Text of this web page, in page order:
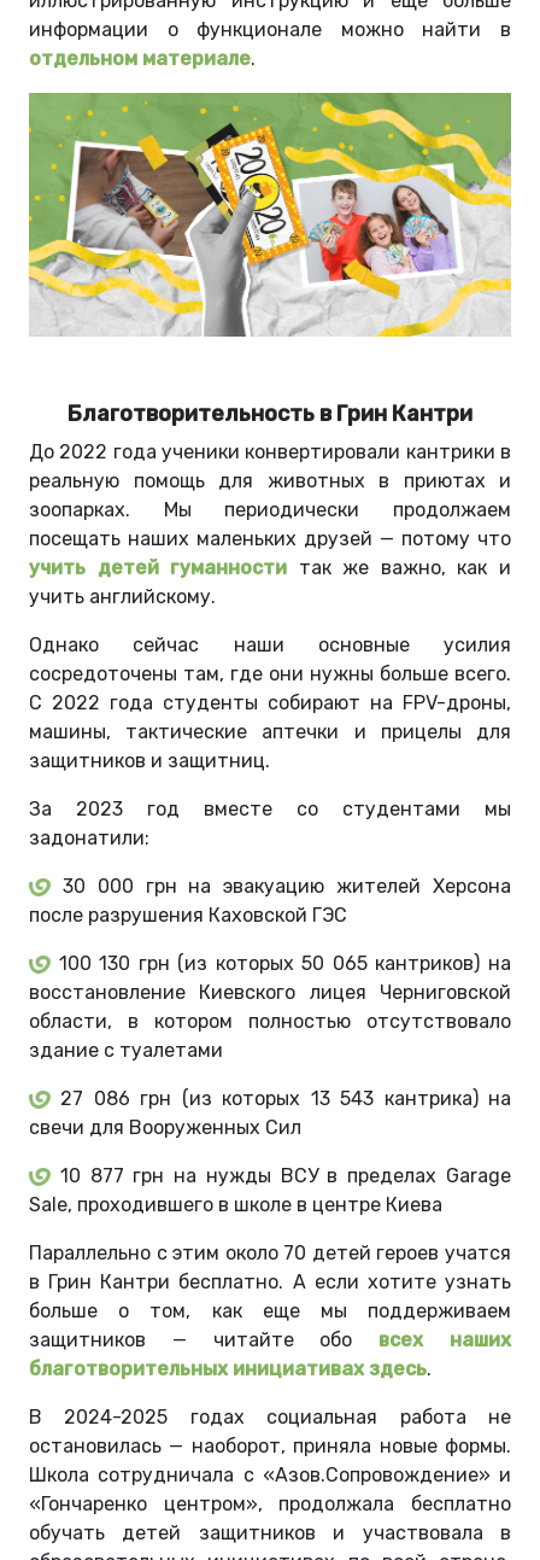
информации о функционале можно найти в
отдельном материале.
Благотворительность в Грин Кантри
До 2022 года ученики конвертировали кантрики в
реальную помощь для животных в приютах и
зоопарках. Мы периодически продолжаем
посещать наших маленьких друзей — потому что
учить детей гуманности так же важно, как и
учить английскому.
Однако сейчас наши основные усилия
сосредоточены там, где они нужны больше всего.
С 2022 года студенты собирают на FPV-дроны,
машины, тактические аптечки и прицелы для
защитников и защитниц.
За 2023 год вместе со студентами мы
задонатили:
30 000 грн на эвакуацию жителей Херсона
после разрушения Каховской ГЭС
100 130 грн (из которых 50 065 кантриков) на
восстановление Киевского лицея Черниговской
области, в котором полностью отсутствовало
здание с туалетами
27 086 грн (из которых 13 543 кантрика) на
свечи для Вооруженных Сил
10 877 грн на нужды ВСУ в пределах Garage
Sale, проходившего в школе в центре Киева
Параллельно с этим около 70 детей героев учатся
в Грин Кантри бесплатно. А если хотите узнать
больше о том, как еще мы поддерживаем
защитников — читайте обо всех наших
благотворительных инициативах здесь.
В 2024-2025 годах социальная работа не
остановилась — наоборот, приняла новые формы.
Школа сотрудничала с «Азов.Сопровождение» и
«Гончаренко центром», продолжала бесплатно
обучать детей защитников и участвовала в